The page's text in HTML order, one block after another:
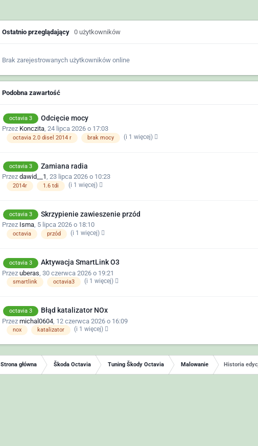
Ostatnio przeglądający 0 użytkowników
Brak zarejestrowanych użytkowników online
Podobna zawartość
octavia 3 Odcięcie mocy
Przez Konczita, 24 lipca 2026 o 17:03
octavia 2.0 disel 2014 r brak mocy (i 1 więcej)
octavia 3 Zamiana radia
Przez dawid__1, 23 lipca 2026 o 10:23
2014r 1.6 tdi (i 1 więcej)
octavia 3 Skrzypienie zawieszenie przód
Przez Isma, 5 lipca 2026 o 18:10
octavia przód (i 1 więcej)
octavia 3 Aktywacja SmartLink O3
Przez uberas 30 czerwca 2026 o 19:21
smartlink octavia3 (i 1 więcej)
octavia 3 Błąd katalizator NOx
Przez michal0604, 12 czerwca 2026 o 16:09
nox katalizator (i 1 więcej)
Strona główna Škoda Octavia Tuning Škody Octavia Malowanie Historia